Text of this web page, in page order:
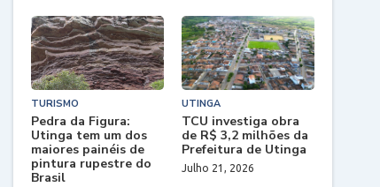
TURISMO
Pedra da Figura:
Utinga tem um dos
maiores painéis de
pintura rupestre do
Brasil
UTINGA
TCU investiga obra
de R$ 3,2 milhões da
Prefeitura de Utinga
Julho 21, 2026